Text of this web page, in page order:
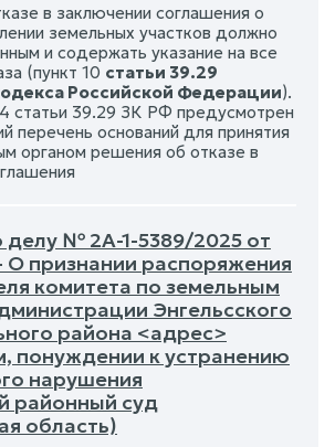
в заключении соглашения о
земельных участков должно
и содержать указание на все
(пункт 10 статьи 39.29
Российской Федерации).
статьи 39.29 ЗК РФ предусмотрен
перечень оснований для принятия
органом решения об отказе в
делу № 2А-1-5389/2025 от
О признании распоряжения
комитета по земельным
Энгельсского
района <адрес>
понуждении к устранению
нарушения
районный суд
область)